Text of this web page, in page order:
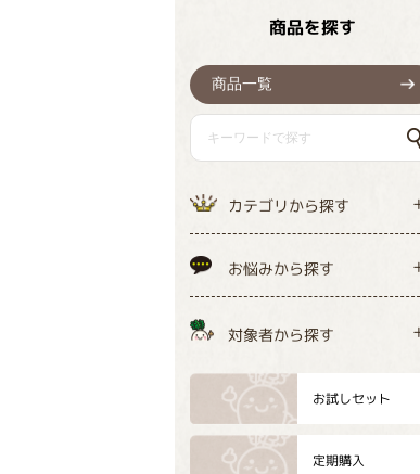
商品を探す
商品一覧
カテゴリから探す
お悩みから探す
対象者から探す
お試しセット
定期購入